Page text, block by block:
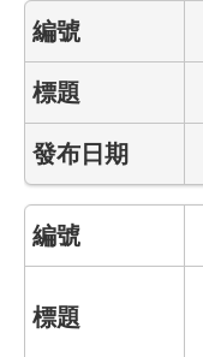
相
關
連
結
申
請
案
件
開